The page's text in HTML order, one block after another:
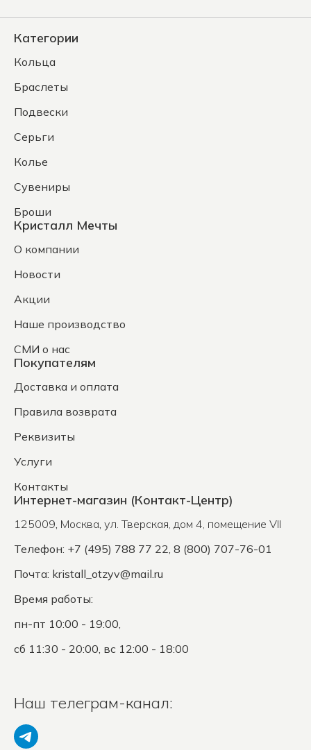
Категории
Кольца
Браслеты
Подвески
Серьги
Колье
Сувениры
Броши
Кристалл Мечты
О компании
Новости
Акции
Наше производство
СМИ о нас
Покупателям
Доставка и оплата
Правила возврата
Реквизиты
Услуги
Контакты
Интернет-магазин (Контакт-Центр)
125009, Москва, ул. Тверская, дом 4, помещение VII
Телефон: +7 (495) 788 77 22, 8 (800) 707-76-01
Почта: kristall_otzyv@mail.ru
Время работы:
пн-пт 10:00 - 19:00,
сб 11:30 - 20:00, вс 12:00 - 18:00
Наш телеграм-канал: